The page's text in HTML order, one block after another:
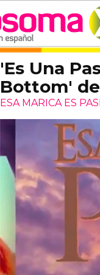
'Es Una
Bottom'
ESA MARICA ES